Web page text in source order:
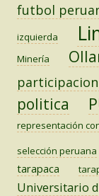
futbol
izquierda
Minería
politica
representación
selección peruana
tarapaca
Universitario